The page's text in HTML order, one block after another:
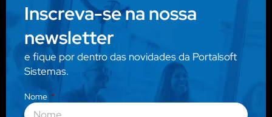
Inscreva-se na nossa
newsletter
e fique por dentro das novidades da Portalsoft
Sistemas.
Nome